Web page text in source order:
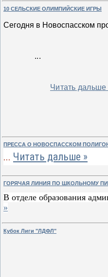
10 СЕЛЬСКИЕ ОЛИМПИЙСКИЕ ИГРЫ
Сегодня в Новоспасском
...
Читать дальше
ПРЕССА О НОВОСПАССКОМ
... Читать дальше »
ГОРЯЧАЯ ЛИНИЯ ПО ШКОЛЬНОМУ
В отделе образования
»
Кубок Лиги "ЛДФЛ"